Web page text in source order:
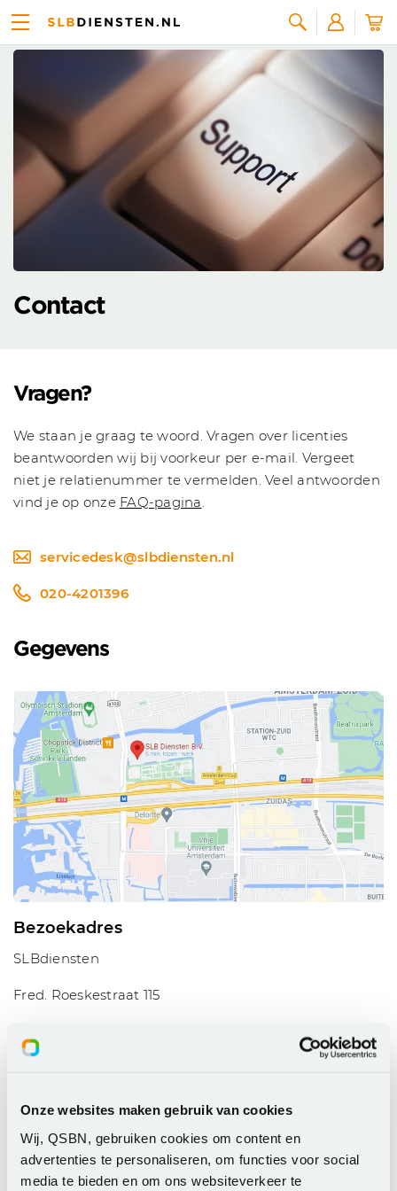
Onze websites maken gebruik van cookies
Wij, QSBN, gebruiken cookies om content en
advertenties te personaliseren, om functies voor social
media te bieden en om ons websiteverkeer te
Contact
Vragen?
We staan je graag te woord. Vragen over licenties
beantwoorden wij bij voorkeur per e-mail. Vergeet
niet je relatienummer te vermelden. Veel antwoorden
vind je op onze FAQ-pagina
servicedesk@slbdiensten.nl
020-4201396
Gegevens
Bezoekadres
SLBdiensten
Fred. Roeskestraat 115
1040 HA Amsterdam